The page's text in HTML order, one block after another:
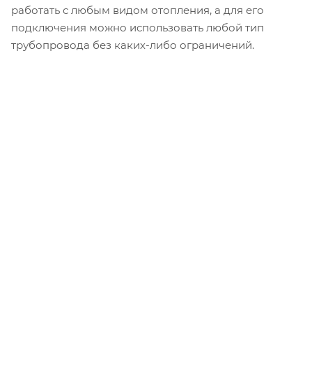
работать с любым видом отопления, а для его
подключения можно использовать любой тип
трубопровода без каких-либо ограничений.